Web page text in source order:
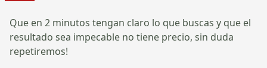
Que en 2 minutos tengan claro lo que buscas y que el
resultado sea impecable no tiene precio, sin duda
repetiremos!